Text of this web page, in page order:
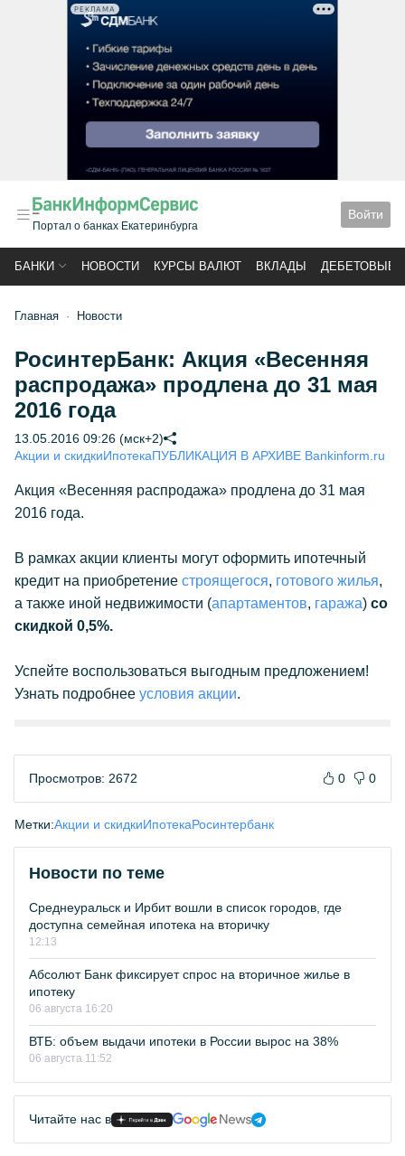
РЕКЛАМА
Портал о банках Екатеринбурга
Войти
БАНКИ НОВОСТИ КУРСЫ ВАЛЮТ ВКЛАДЫ ДЕБЕТОВЫЕ
Главная Новости
РосинтерБанк: Акция «Весенняя
распродажа» продлена до 31 мая
2016 года
13.05.2016 09:26 (мск+2)
Акции и скидкиИпотекаПУБЛИКАЦИЯ В АРХИВЕ Bankinform.ru
Акция «Весенняя распродажа» продлена до 31 мая
2016 года.
В рамках акции клиенты могут оформить ипотечный
кредит на приобретение строящегося, готового жилья,
а также иной недвижимости (апартаментов, гаража) со
скидкой 0,5%.
Успейте воспользоваться выгодным предложением!
Узнать подробнее условия акции.
Просмотров: 2672 0 0
Метки:Акции и скидкиИпотекаРосинтербанк
Новости по теме
Среднеуральск и Ирбит вошли в список городов, где
доступна семейная ипотека на вторичку
12:13
Абсолют Банк фиксирует спрос на вторичное жилье в
ипотеку
06 августа 16:20
ВТБ: объем выдачи ипотеки в России вырос на 38%
06 августа 11:52
Читайте нас в